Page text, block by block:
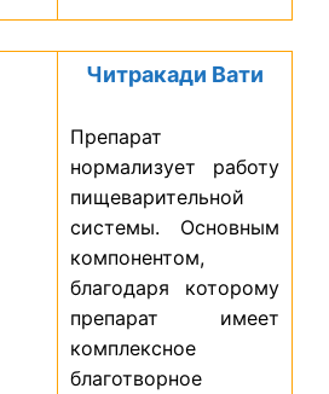
Читракади Вати
Препарат
нормализует работу
пищеварительной
системы. Основным
компонентом,
благодаря которому
препарат имеет
комплексное
благотворное